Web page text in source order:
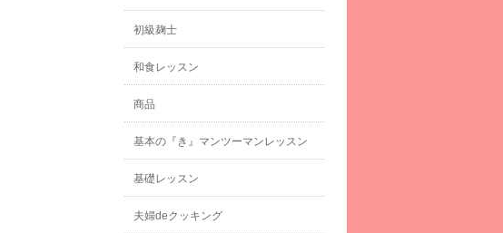
初級麹士
和食レッスン
商品
基本の『き』マンツーマンレッスン
基礎レッスン
夫婦deクッキング